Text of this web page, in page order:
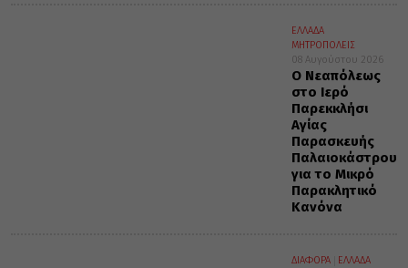
ΕΛΛΑΔΑ
ΜΗΤΡΟΠΟΛΕΙΣ
08 Αυγούστου 2026
Ο Νεαπόλεως
στο Ιερό
Παρεκκλήσι
Αγίας
Παρασκευής
Παλαιοκάστρου
για το Μικρό
Παρακλητικό
Κανόνα
ΔΙΑΦΟΡΑ
ΕΛΛΑΔΑ